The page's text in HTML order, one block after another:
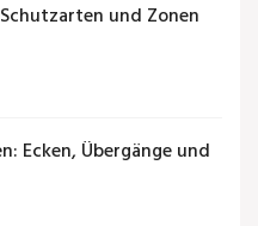
und Zonen
Ecken, Übergänge und